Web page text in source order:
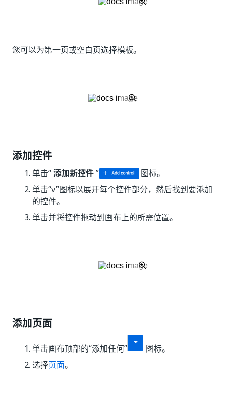
您可以为第一页或空白页选择模板。
添加控件
单击“添加新控件”
图标。
单击“v”图标以展开每个控件部分，然后找到要添加
的控件。
单击并将控件拖动到画布上的所需位置。
添加页面
单击画布顶部的“添加任何”
图标。
选择页面。